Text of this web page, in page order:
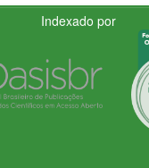
Indexado por